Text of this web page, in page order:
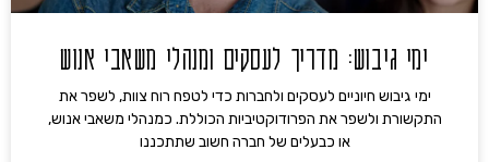
ימי גיבוש: מדריך לעסקים ומנהלי משאבי אנוש
ימי גיבוש חיוניים לעסקים ולחברות כדי לטפח רוח צוות, לשפר את
התקשורת ולשפר את הפרודוקטיביות הכוללת. כמנהלי משאבי אנוש,
או כבעלים של חברה חשוב שתתכננו